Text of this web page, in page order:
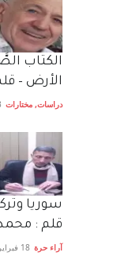
الكتاب
الأرض –
دراسات, مختارات
سوريا
قلم : محمد
آراء حرة 18 فبراير، 2023